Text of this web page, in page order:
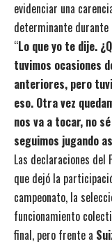
evidenciar una
determinante durante
“Lo que yo te dije.
tuvimos ocasiones
anteriores, pero
eso. Otra vez
nos va a tocar, no
seguimos jugando
Las declaraciones del
que dejó la
campeonato, la
funcionamiento
final, pero frente a